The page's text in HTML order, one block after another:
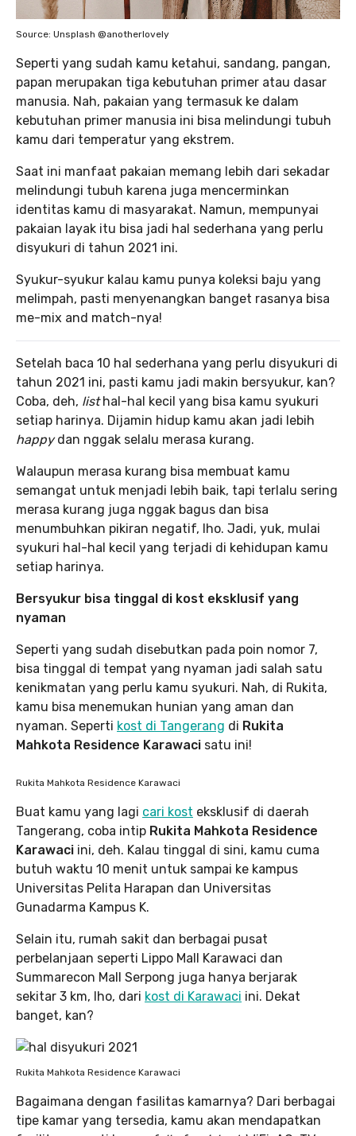
Source: Unsplash @anotherlovely
Seperti yang sudah kamu ketahui, sandang, pangan,
papan merupakan tiga kebutuhan primer atau dasar
manusia. Nah, pakaian yang termasuk ke dalam
kebutuhan primer manusia ini bisa melindungi tubuh
kamu dari temperatur yang ekstrem.
Saat ini manfaat pakaian memang lebih dari sekadar
melindungi tubuh karena juga mencerminkan
identitas kamu di masyarakat. Namun, mempunyai
pakaian layak itu bisa jadi hal sederhana yang perlu
disyukuri di tahun 2021 ini.
Syukur-syukur kalau kamu punya koleksi baju yang
melimpah, pasti menyenangkan banget rasanya bisa
me-mix and match-nya!
Setelah baca 10 hal sederhana yang perlu disyukuri di
tahun 2021 ini, pasti kamu jadi makin bersyukur, kan?
Coba, deh, list hal-hal kecil yang bisa kamu syukuri
setiap harinya. Dijamin hidup kamu akan jadi lebih
happydan nggak selalu merasa kurang.
Walaupun merasa kurang bisa membuat kamu
semangat untuk menjadi lebih baik, tapi terlalu sering
merasa kurang juga nggak bagus dan bisa
menumbuhkan pikiran negatif, lho. Jadi, yuk, mulai
syukuri hal-hal kecil yang terjadi di kehidupan kamu
setiap harinya.
Bersyukur bisa tinggal di kost eksklusif yang
nyaman
Seperti yang sudah disebutkan pada poin nomor 7,
bisa tinggal di tempat yang nyaman jadi salah satu
kenikmatan yang perlu kamu syukuri. Nah, di Rukita,
kamu bisa menemukan hunian yang aman dan
nyaman. Seperti kost di Tangerang di Rukita
Mahkota Residence Karawaci satu ini!
Rukita Mahkota Residence Karawaci
Buat kamu yang lagi cari kost eksklusif di daerah
Tangerang, coba intip Rukita Mahkota Residence
Karawaci ini, deh. Kalau tinggal di sini, kamu cuma
butuh waktu 10 menit untuk sampai ke kampus
Universitas Pelita Harapan dan Universitas
Gunadarma Kampus K.
Selain itu, rumah sakit dan berbagai pusat
perbelanjaan seperti Lippo Mall Karawaci dan
Summarecon Mall Serpong juga hanya berjarak
sekitar 3 km, lho, dari kost di Karawaci ini. Dekat
banget, kan?
Rukita Mahkota Residence Karawaci
Bagaimana dengan fasilitas kamarnya? Dari berbagai
tipe kamar yang tersedia, kamu akan mendapatkan